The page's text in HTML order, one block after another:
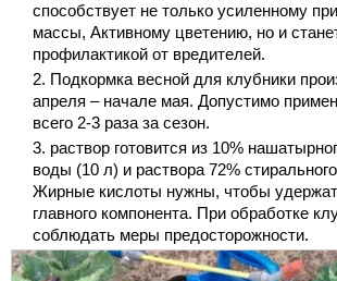
способствует не только усиленному
массы, Активному цветению, но и
профилактикой от вредителей.
Подкормка весной для клубники
апреля – начале мая. Допустимо
всего 2-3 раза за сезон.
раствор готовится из 10%
воды (10 л) и раствора 72%
Жирные кислоты нужны, чтобы
главного компонента. При обработке
соблюдать меры предосторожности.